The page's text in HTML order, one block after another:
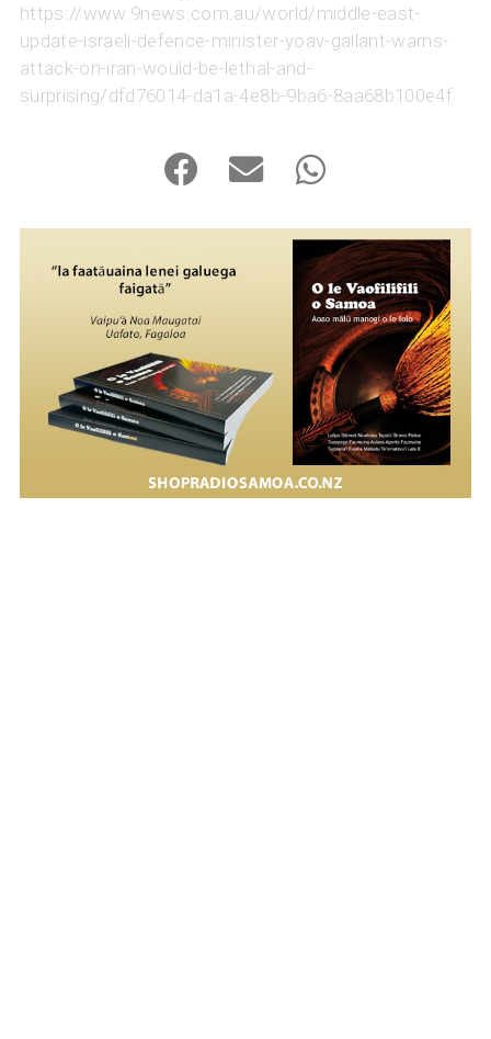
https://www.9news.com.au/world/middle-east-
update-israeli-defence-minister-yoav-gallant-warns-
attack-on-iran-would-be-lethal-and-
surprising/dfd76014-da1a-4e8b-9ba6-8aa68b100e4f